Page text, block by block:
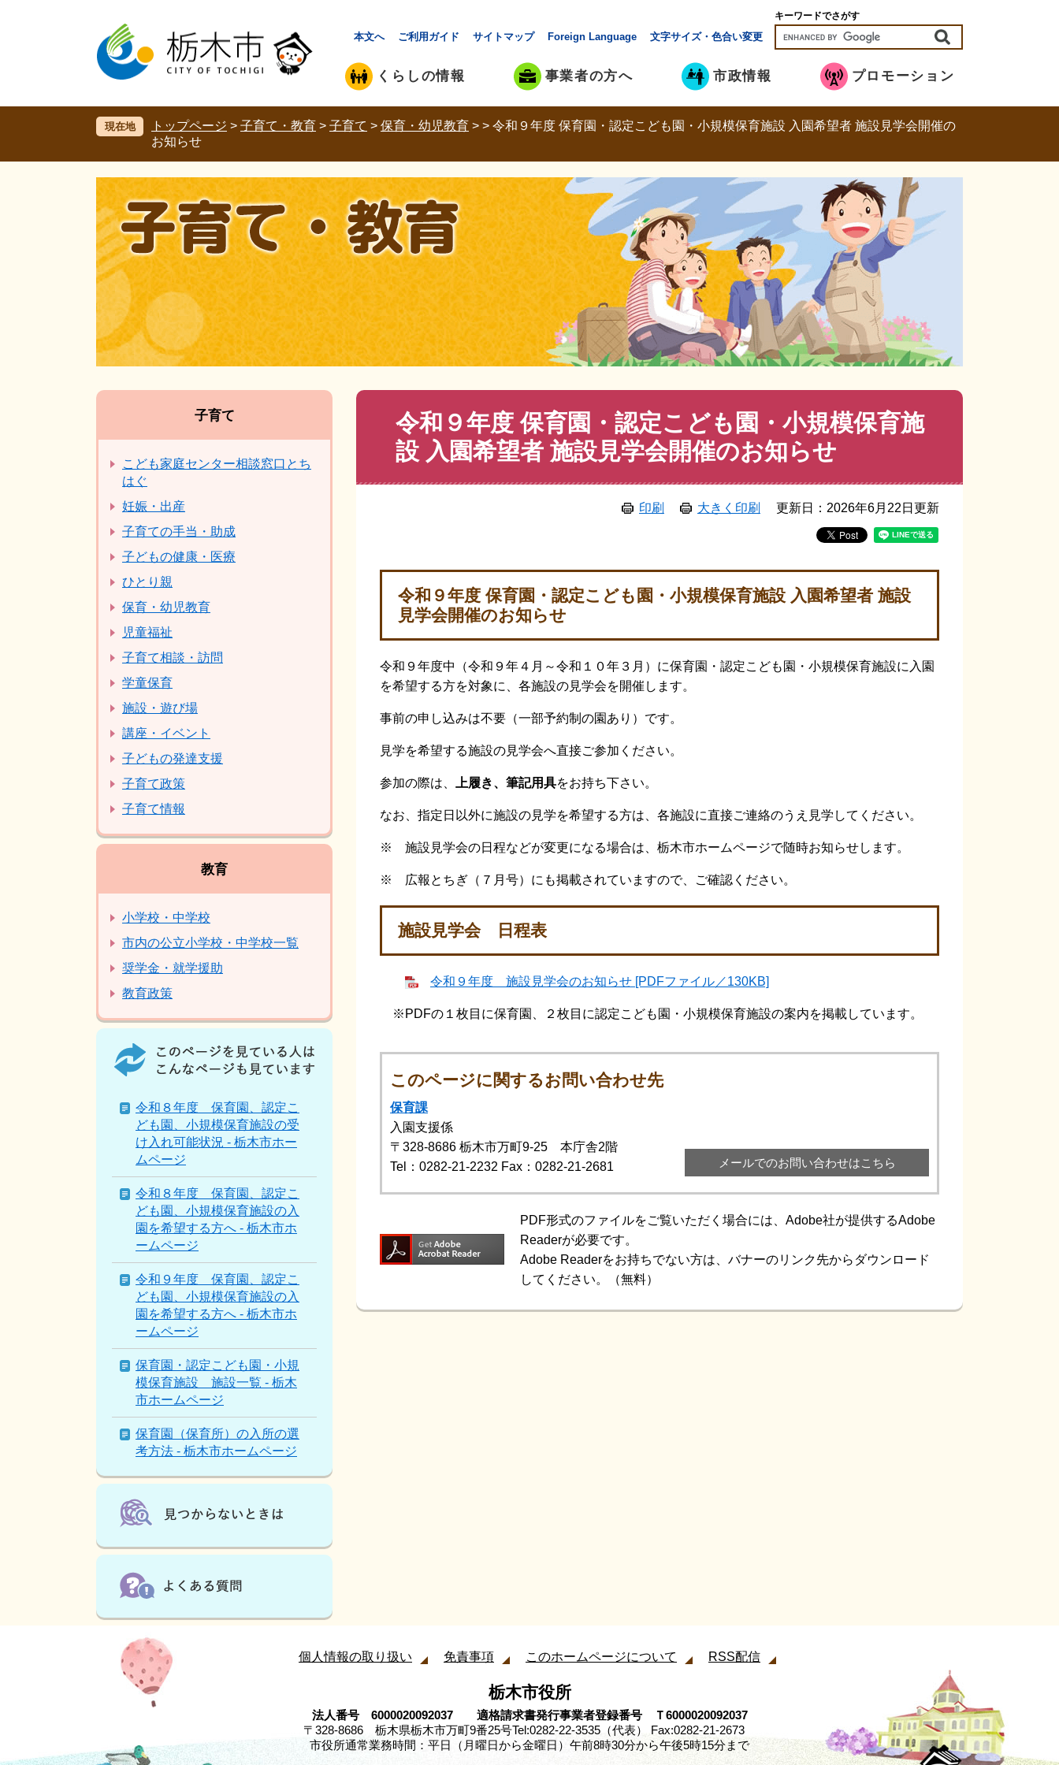
で
ば
本文へ ご利用ガイド サイトマップ Foreign Language 文字サイズ・色合い変更
キーワードでさがす
くらしの情報 事業者の方へ 市政情報 プロモーション
現在地 トップページ > 子育て・教育 > 子育て > 保育・幼児教育 > > 令和９年度 保育園・認定こども園・小規模保育施設 入園希望者 施設見学会開催の
お知らせ
令和９年度 保育園・認定こども園・小規模保育施
設 入園希望者 施設見学会開催のお知らせ
印刷 大きく印刷 更新日：2026年6月22日更新
​令和９年度 保育園・認定こども園・小規模保育施設 入園希望者 施設
見学会開催のお知らせ
令和９年度中（令和９年４月～令和１０年３月）に保育園・認定こども園・小規模保育施設に入園
を希望する方を対象に、各施設の見学会を開催します。
事前の申し込みは不要（一部予約制の園あり）です。
見学を希望する施設の見学会へ直接ご参加ください。
参加の際は、 上履き、筆記用具をお持ち下さい。
なお、指定日以外に施設の見学を希望する方は、各施設に直接ご連絡のうえ見学してください。
※ 施設見学会の日程などが変更になる場合は、栃木市ホームページで随時お知らせします。
※ 広報とちぎ（７月号）にも掲載されていますので、ご確認ください。
施設見学会 日程表
令和９年度 施設見学会のお知らせ [PDFファイル／130KB]
※PDFの１枚目に保育園、２枚目に認定こども園・小規模保育施設の案内を掲載しています。
このページに関するお問い合わせ先
保育課
入園支援係
〒328-8686 栃木市万町9-25 本庁舎2階
Tel：0282-21-2232 Fax：0282-21-2681 メールでのお問い合わせはこちら
PDF形式のファイルをご覧いただく場合には、Adobe社が提供するAdobe
Readerが必要です。
Adobe Readerをお持ちでない方は、バナーのリンク先からダウンロード
してください。（無料）
子育て
こども家庭センター相談窓口とち
はぐ
妊娠・出産
子育ての手当・助成
子どもの健康・医療
ひとり親
保育・幼児教育
児童福祉
子育て相談・訪問
学童保育
施設・遊び場
講座・イベント
子どもの発達支援
子育て政策
子育て情報
教育
小学校・中学校
市内の公立小学校・中学校一覧
奨学金・就学援助
教育政策
こ
令和８年度 保育園、認定こ
ども園、小規模保育施設の受
け入れ可能状況 - 栃木市ホー
ムページ
令和８年度 保育園、認定こ
ども園、小規模保育施設の入
園を希望する方へ - 栃木市ホ
ームページ
令和９年度 保育園、認定こ
ども園、小規模保育施設の入
園を希望する方へ - 栃木市ホ
ームページ
保育園・認定こども園・小規
模保育施設 施設一覧 - 栃木
市ホームページ
保育園（保育所）の入所の選
考方法 - 栃木市ホームページ
個人情報の取り扱い 免責事項 このホームページについて RSS配信
栃木市役所
法人番号 6000020092037 適格請求書発行事業者登録番号 Ｔ6000020092037
〒328-8686 栃木県栃木市万町9番25号Tel:0282-22-3535（代表） Fax:0282-21-2673
市役所通常業務時間：平日（月曜日から金曜日）午前8時30分から午後5時15分まで